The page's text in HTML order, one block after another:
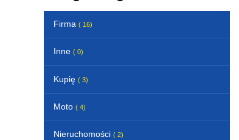
Firma ( 16)
Inne ( 0)
Kupię ( 3)
Moto ( 4)
Nieruchomości ( 2)